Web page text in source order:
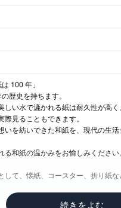
100 年」
歴史を持ちます。
しい水で漉かれる紙は耐久性が高
見ることもできます。
いを紡いできた和紙を、現代の生
る和紙の温かみをお愉しみください。
して、懐紙、コースター、折り紙な